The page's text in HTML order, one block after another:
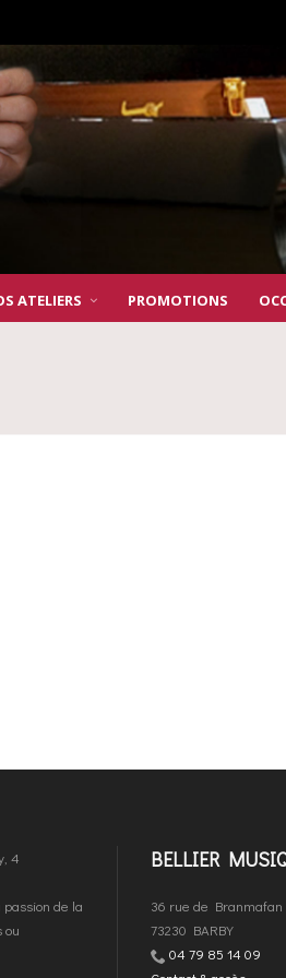
ATELIERS PROMOTIONS
4
de la
ou
BELLIER
36 rue de Branmafan
73230 BARBY
04 79 85 14 09